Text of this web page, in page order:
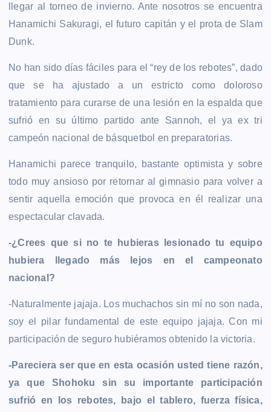
llegar al torneo de invierno. Ante nosotros se encuentra
Hanamichi Sakuragi, el futuro capitán y el prota de Slam
Dunk.
No han sido días fáciles para el “rey de los rebotes”, dado
que se ha ajustado a un estricto como doloroso
tratamiento para curarse de una lesión en la espalda que
sufrió en su último partido ante Sannoh, el ya ex tri
campeón nacional de básquetbol en preparatorias.
Hanamichi parece tranquilo, bastante optimista y sobre
todo muy ansioso por retornar al gimnasio para volver a
sentir aquella emoción que provoca en él realizar una
espectacular clavada.
-¿Crees que si no te hubieras lesionado tu equipo
hubiera llegado más lejos en el campeonato
nacional?
-Naturalmente jajaja. Los muchachos sin mí no son nada,
soy el pilar fundamental de este equipo jajaja. Con mi
participación de seguro hubiéramos obtenido la victoria.
-Pareciera ser que en esta ocasión usted tiene razón,
ya que Shohoku sin su importante participación
sufrió en los rebotes, bajo el tablero, fuerza física,